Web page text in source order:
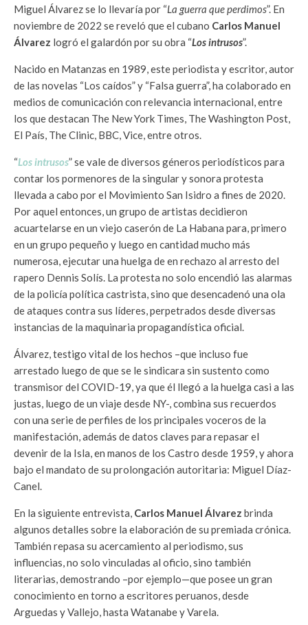
Miguel Álvarez se lo llevaría por “La guerra que perdimos”. En
noviembre de 2022 se reveló que el cubano Carlos Manuel
Álvarez logró el galardón por su obra “Los intrusos”.
Nacido en Matanzas en 1989, este periodista y escritor, autor
de las novelas “Los caídos” y “Falsa guerra”, ha colaborado en
medios de comunicación con relevancia internacional, entre
los que destacan The New York Times, The Washington Post,
El País, The Clinic, BBC, Vice, entre otros.
“Los intrusos” se vale de diversos géneros periodísticos para
contar los pormenores de la singular y sonora protesta
llevada a cabo por el Movimiento San Isidro a fines de 2020.
Por aquel entonces, un grupo de artistas decidieron
acuartelarse en un viejo caserón de La Habana para, primero
en un grupo pequeño y luego en cantidad mucho más
numerosa, ejecutar una huelga de en rechazo al arresto del
rapero Dennis Solís. La protesta no solo encendió las alarmas
de la policía política castrista, sino que desencadenó una ola
de ataques contra sus líderes, perpetrados desde diversas
instancias de la maquinaria propagandística oficial.
Álvarez, testigo vital de los hechos –que incluso fue
arrestado luego de que se le sindicara sin sustento como
transmisor del COVID-19, ya que él llegó a la huelga casi a las
justas, luego de un viaje desde NY-, combina sus recuerdos
con una serie de perfiles de los principales voceros de la
manifestación, además de datos claves para repasar el
devenir de la Isla, en manos de los Castro desde 1959, y ahora
bajo el mandato de su prolongación autoritaria: Miguel Díaz-
Canel.
En la siguiente entrevista, Carlos Manuel Álvarez brinda
algunos detalles sobre la elaboración de su premiada crónica.
También repasa su acercamiento al periodismo, sus
influencias, no solo vinculadas al oficio, sino también
literarias, demostrando –por ejemplo—que posee un gran
conocimiento en torno a escritores peruanos, desde
Arguedas y Vallejo, hasta Watanabe y Varela.